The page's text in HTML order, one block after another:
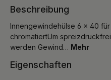
Beschreibung
Innengewindehülse 6 x 40
chromatiertUm
werden Gewind… Mehr
Eigenschaften